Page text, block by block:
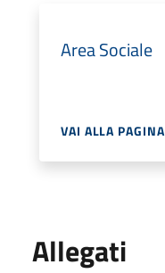
Area Sociale
VAI ALLA PAGINA
Allegati